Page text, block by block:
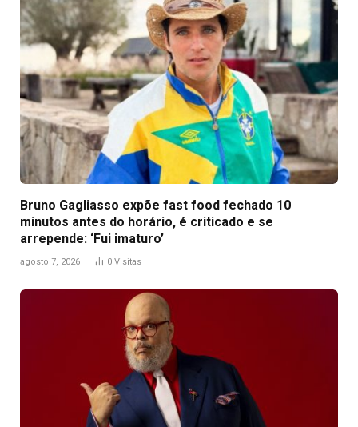
Bruno Gagliasso expõe fast food fechado 10
minutos antes do horário, é criticado e se
arrepende: ‘Fui imaturo’
agosto 7, 2026 0 Visitas